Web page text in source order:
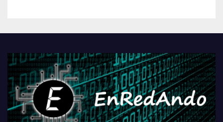
PlayStationeko bideojoko